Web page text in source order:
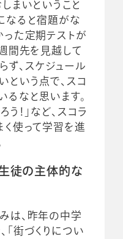
まいということ
なると宿題がな
った定期テストが
間先を見越して
ず、スケジュール
という点で、スコ
なと思います。
う！」など、スコラ
使って学習を進
生徒の主体的な
は、昨年の中学
「街づくりについ